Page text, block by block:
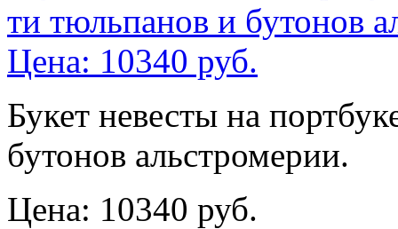
Букет невесты на
бутонов альстромерии.
Цена: 10340 руб.